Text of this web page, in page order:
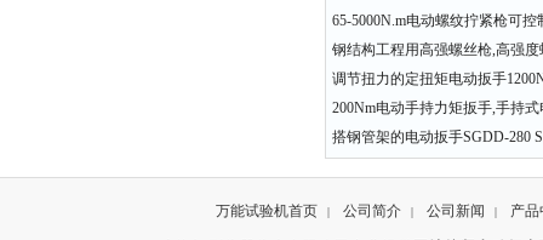
65-5000N.m电动螺纹拧紧枪可控
钢结构工程用高强螺丝枪,高强
调节扭力的定扭矩电动扳手
200Nm电动手持力矩扳手,手持
搭钢管架的电动扳手SGDD-280
万能试验机首页 | 公司简介 | 公司新闻 | 产品